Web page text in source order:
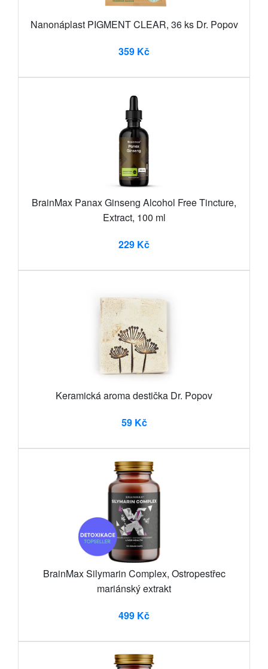
Nanonáplast PIGMENT CLEAR, 36 ks Dr. Popov
359 Kč
BrainMax Panax Ginseng Alcohol Free Tincture,
Extract, 100 ml
229 Kč
Keramická aroma destička Dr. Popov
59 Kč
BrainMax Silymarin Complex, Ostropestřec
mariánský extrakt
499 Kč